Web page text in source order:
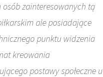
osób zainteresowanych tą
ale posiadające
punktu widzenia
kreowania
postawy społeczne u